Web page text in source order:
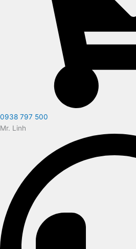
0938 797 500
Mr. Linh